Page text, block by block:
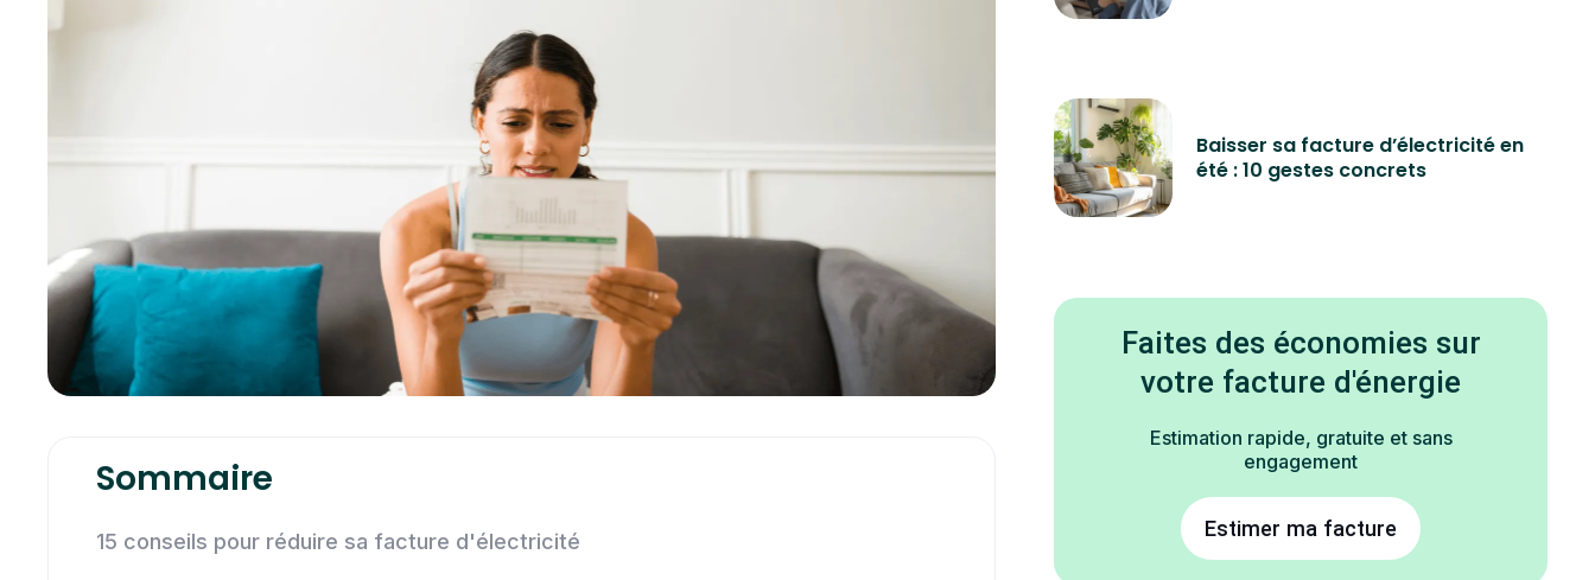
Sommaire
15 conseils pour réduire sa facture d'électricité
Baisser sa facture d’électricité en
été : 10 gestes concrets
Faites des économies sur
votre facture d'énergie
Estimation rapide, gratuite et sans
engagement
Estimer ma facture